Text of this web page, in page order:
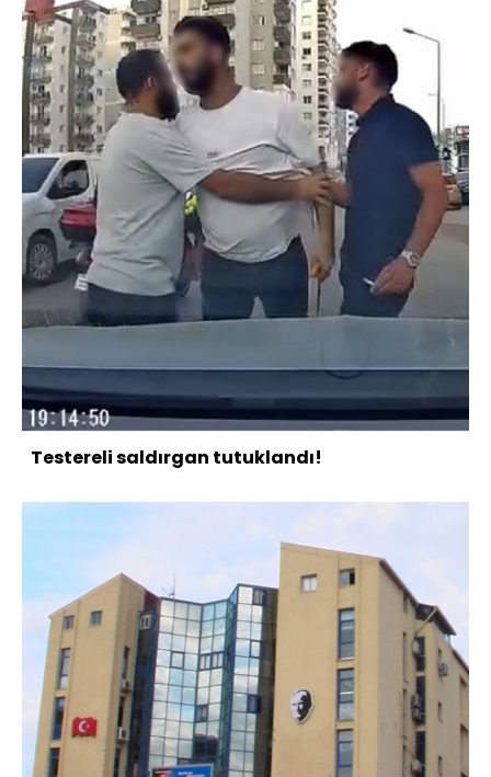
Testereli saldırgan tutuklandı!